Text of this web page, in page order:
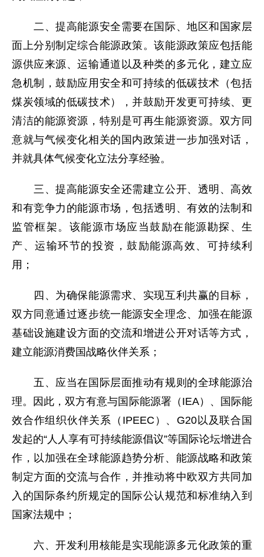
二、提高能源安全需要在国际、地区和国家层
面上分别制定综合能源政策。该能源政策应包括能
源供应来源、运输通道以及种类的多元化，建立应
急机制，鼓励应用安全和可持续的低碳技术（包括
煤炭领域的低碳技术），并鼓励开发更可持续、更
清洁的能源资源，特别是可再生能源资源。双方同
意就与气候变化相关的国内政策进一步加强对话，
并就具体气候变化立法分享经验。
三、提高能源安全还需建立公开、透明、高效
和有竞争力的能源市场，包括透明、有效的法制和
监管框架。该能源市场应当鼓励在能源勘探、生
产、运输环节的投资，鼓励能源高效、可持续利
用；
四、为确保能源需求、实现互利共赢的目标，
双方同意通过逐步统一能源安全理念、加强在能源
基础设施建设方面的交流和增进公开对话等方式，
建立能源消费国战略伙伴关系；
五、应当在国际层面推动有规则的全球能源治
理。因此，双方有意与国际能源署（IEA）、国际能
效合作组织伙伴关系（IPEEC）、G20以及联合国
发起的“人人享有可持续能源倡议”等国际论坛增进合
作，以加强在全球能源趋势分析、能源战略和政策
制定方面的交流与合作，并推动将中欧双方共同加
入的国际条约所规定的国际公认规范和标准纳入到
国家法规中；
六、开发利用核能是实现能源多元化政策的重